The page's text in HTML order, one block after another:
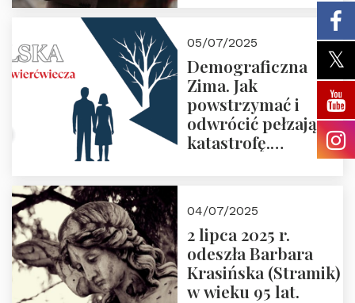
05/07/2025
Demograficzna
Zima. Jak
powstrzymać i
odwrócić pełzającą
katastrofę.
Nowego
Ćwierćwiecza”
04/07/2025
2 lipca 2025 r.
odeszła Barbara
Krasińska (Stramik)
w wieku 95 lat.